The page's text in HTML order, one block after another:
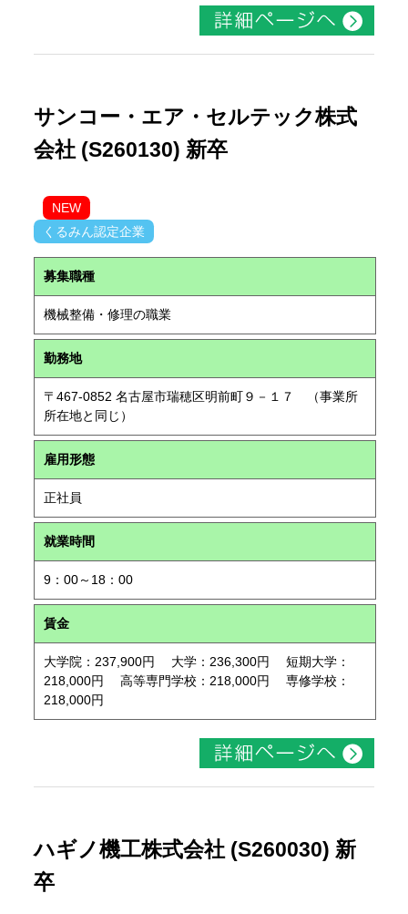
サンコー・エア・セルテック株式
会社 (S260130) 新卒
NEW
くるみん認定企業
募集職種
機械整備・修理の職業
勤務地
〒467-0852 名古屋市瑞穂区明前町９－１７ （事業所
所在地と同じ）
雇用形態
正社員
就業時間
9：00～18：00
賃金
大学院：237,900円 大学：236,300円 短期大学：
218,000円 高等専門学校：218,000円 専修学校：
218,000円
ハギノ機工株式会社 (S260030) 新
卒